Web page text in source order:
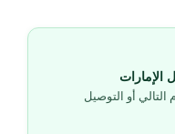
أو التوصيل